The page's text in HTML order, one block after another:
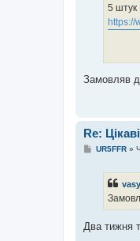
5 штук
https://
Замовляв
Re:
П
е
UR5FFR»
Два тижня